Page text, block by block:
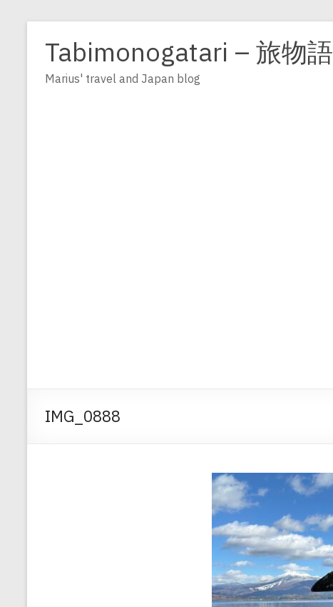
Inhalt
springen
Tabimonogatari – 旅物語
Marius' travel and Japan blog
IMG_0888